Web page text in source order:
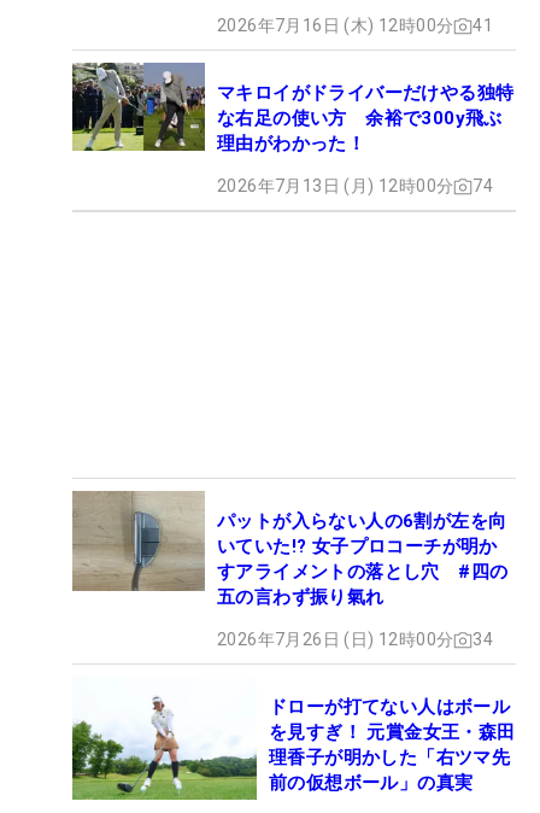
2026年7月16日 (木) 12時00分 41
マキロイがドライバーだけやる独特
な右足の使い方 余裕で300y飛ぶ
理由がわかった！
2026年7月13日 (月) 12時00分 74
パットが入らない人の6割が左を向
いていた!? 女子プロコーチが明か
すアライメントの落とし穴 #四の
五の言わず振り氣れ
2026年7月26日 (日) 12時00分 34
ドローが打てない人はボール
を見すぎ！ 元賞金女王・森田
理香子が明かした「右ツマ先
前の仮想ボール」の真実